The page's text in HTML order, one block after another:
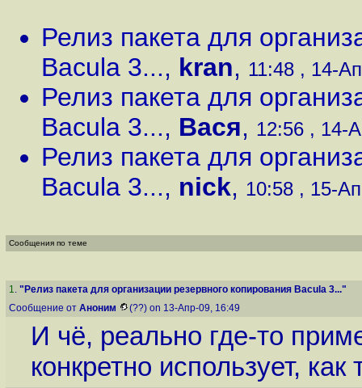
Релиз пакета для
Bacula 3..., kran, 11:48 , 14-
Релиз пакета для
Bacula 3..., Вася, 12:56 , 14-
Релиз пакета для
Bacula 3..., nick, 10:58 , 15-
Сообщения по теме
1. "Релиз пакета для организации резервного копирования Bacula 3..."
Сообщение от Аноним (??) on 13-Апр-09, 16:49
И чё, реально где-то
конкретно использует,